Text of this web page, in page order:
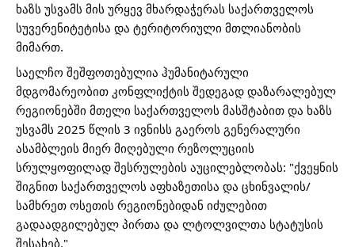
ხაზს უსვამს მის ურყევ მხარდაჭერას საქართველოს
სუვერენიტეტისა და ტერიტორიული მთლიანობის
მიმართ.
საელჩო შეშფოთებულია ჰუმანიტარული
მდგომარეობით კონფლიქტის შედეგად დაზარალებულ
რეგიონებში მთელი საქართველოს მასშტაბით და ხაზს
უსვამს 2025 წლის 3 ივნისს გაეროს გენერალური
ასამბლეის მიერ მიღებული რეზოლუციის
სრულყოფილად შესრულების აუცილებლობას: "ქვეყნის
შიგნით საქართველოს აფხაზეთისა და ცხინვალის/
სამხრეთ ოსეთის რეგიონებიდან იძულებით
გადაადგილებულ პირთა და ლტოლვილთა სტატუსის
შესახებ."